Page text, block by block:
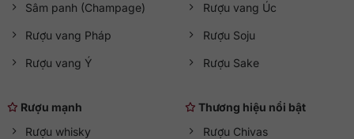
Sâm panh (Champage)
Rượu vang Pháp
Rượu vang Ý
Rượu vang Úc
Rượu Soju
Rượu Sake
Rượu mạnh
Rượu whisky
Thương hiệu nổi bật
Rượu Chivas